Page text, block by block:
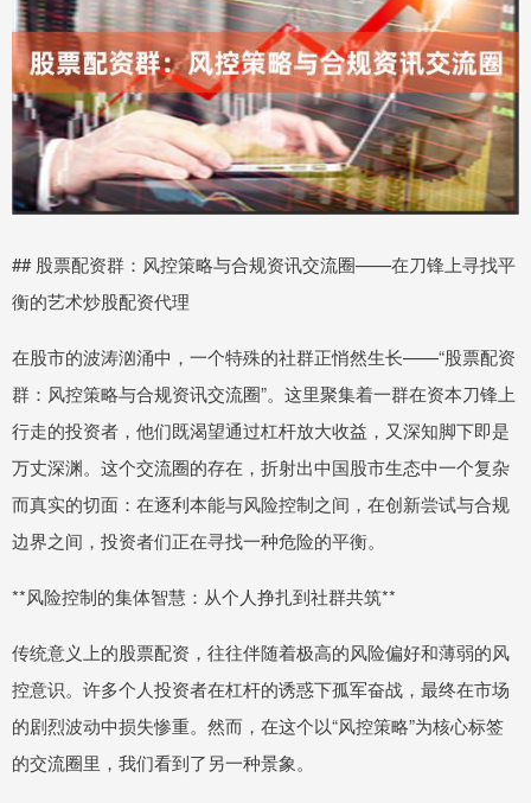
## 股票配资群：风控策略与合规资讯交流圈——在刀锋上寻找平
衡的艺术炒股配资代理
在股市的波涛汹涌中，一个特殊的社群正悄然生长——“股票配资
群：风控策略与合规资讯交流圈”。这里聚集着一群在资本刀锋上
行走的投资者，他们既渴望通过杠杆放大收益，又深知脚下即是
万丈深渊。这个交流圈的存在，折射出中国股市生态中一个复杂
而真实的切面：在逐利本能与风险控制之间，在创新尝试与合规
边界之间，投资者们正在寻找一种危险的平衡。
**风险控制的集体智慧：从个人挣扎到社群共筑**
传统意义上的股票配资，往往伴随着极高的风险偏好和薄弱的风
控意识。许多个人投资者在杠杆的诱惑下孤军奋战，最终在市场
的剧烈波动中损失惨重。然而，在这个以“风控策略”为核心标签
的交流圈里，我们看到了另一种景象。